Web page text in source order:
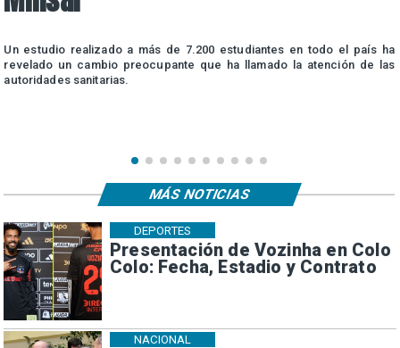
Un estudio realizado a más de 7.200 estudiantes en todo el país ha
revelado un cambio preocupante que ha llamado la atención de las
autoridades sanitarias.
Presentación de Vozinha en Colo
Colo: Fecha, Estadio y Contrato
DEPORTES
NACIONAL
MÁS NOTICIAS